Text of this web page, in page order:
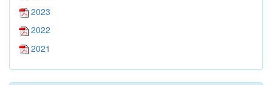
2023
2022
2021